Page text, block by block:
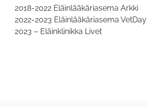
2018-2022 Eläinlääkäriasema Arkki
2022-2023 Eläinlääkäriasema VetDay
2023 – Eläinklinikka Livet